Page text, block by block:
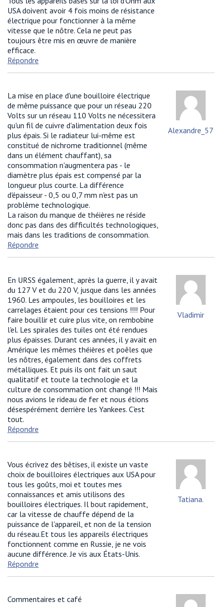
USA doivent avoir 4 fois moins de résistance
électrique pour fonctionner à la même
vitesse que le nôtre. Cela ne peut pas
toujours être mis en œuvre de manière
efficace.
Répondre
La mise en place d'une bouilloire électrique
de même puissance que pour un réseau 220
Volts sur un réseau 110 Volts ne nécessitera
qu'un fil de cuivre d'alimentation deux fois
plus épais. Si le radiateur lui-même est
constitué de nichrome traditionnel (même
dans un élément chauffant), sa
consommation n'augmentera pas - le
diamètre plus épais est compensé par la
longueur plus courte. La différence
d'épaisseur - 0,5 ou 0,7 mm n'est pas un
problème technologique.
La raison du manque de théières ne réside
donc pas dans des difficultés technologiques,
mais dans les traditions de consommation.
Alexandre_57
Répondre
En URSS également, après la guerre, il y avait
du 127 V et du 220 V, jusque dans les années
1960. Les ampoules, les bouilloires et les
carrelages étaient pour ces tensions !!!! Pour
faire bouillir et cuire plus vite, on rembobine
l'el. Les spirales des tuiles ont été rendues
plus épaisses. Durant ces années, il y avait en
Amérique les mêmes théières et poêles que
les nôtres, également dans des coffrets
métalliques. Et puis ils ont fait un saut
qualitatif et toute la technologie et la
culture de consommation ont changé !!! Mais
nous avions le rideau de fer et nous étions
désespérément derrière les Yankees. C'est
tout.
Vladimir
Répondre
Vous écrivez des bêtises, il existe un vaste
choix de bouilloires électriques aux USA pour
tous les goûts, moi et toutes mes
connaissances et amis utilisons des
bouilloires électriques. Il bout rapidement,
car la vitesse de chauffe dépend de la
puissance de l'appareil, et non de la tension
du réseau.Et tous les appareils électriques
fonctionnent comme en Russie, je ne vois
aucune différence. Je vis aux États-Unis.
Tatiana.
Répondre
Commentaires et café